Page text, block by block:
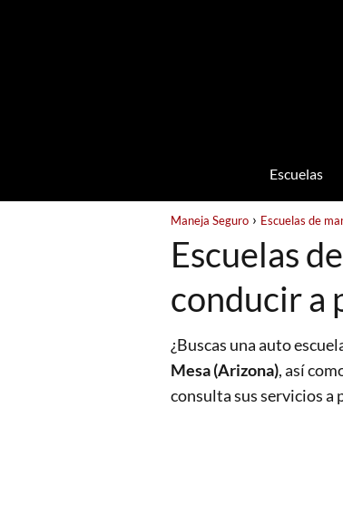
Escuelas
Maneja Seguro Escuelas de
Escuelas
conducir a
¿Buscas una auto
Mesa (Arizona), así
consulta sus servicios a